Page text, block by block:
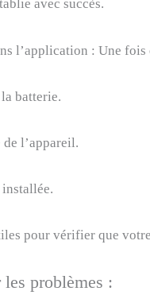
avec succès.
l’application : Une
batterie.
l’appareil.
pour vérifier que
problèmes :